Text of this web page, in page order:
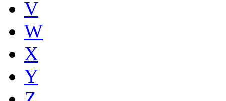
V
W
X
Y